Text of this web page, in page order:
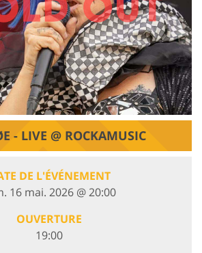
- LIVE @ ROCKAMUSIC
DE L'ÉVÉNEMENT
16 mai. 2026 @ 20:00
OUVERTURE
19:00